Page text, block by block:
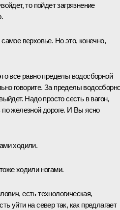
то пойдет загрязнение
верховье. Но это, конечно,
все равно пределы водосборной
говорите. За пределы
Надо просто сесть в вагон,
по железной дороге. И Вы ясно
ходили.
ходили ногами.
есть технологическая,
уйти на север так, как предлагает